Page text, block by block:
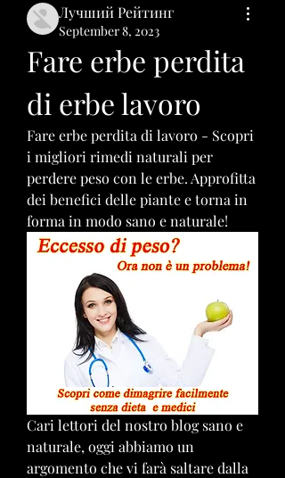
Лучший Рейтинг
September 8, 2023
Fare erbe perdita
di erbe lavoro
Fare erbe perdita di lavoro - Scopri
i migliori rimedi naturali per
perdere peso con le erbe. Approfitta
dei benefici delle piante e torna in
forma in modo sano e naturale!
Cari lettori del nostro blog sano e
naturale, oggi abbiamo un
argomento che vi farà saltare dalla